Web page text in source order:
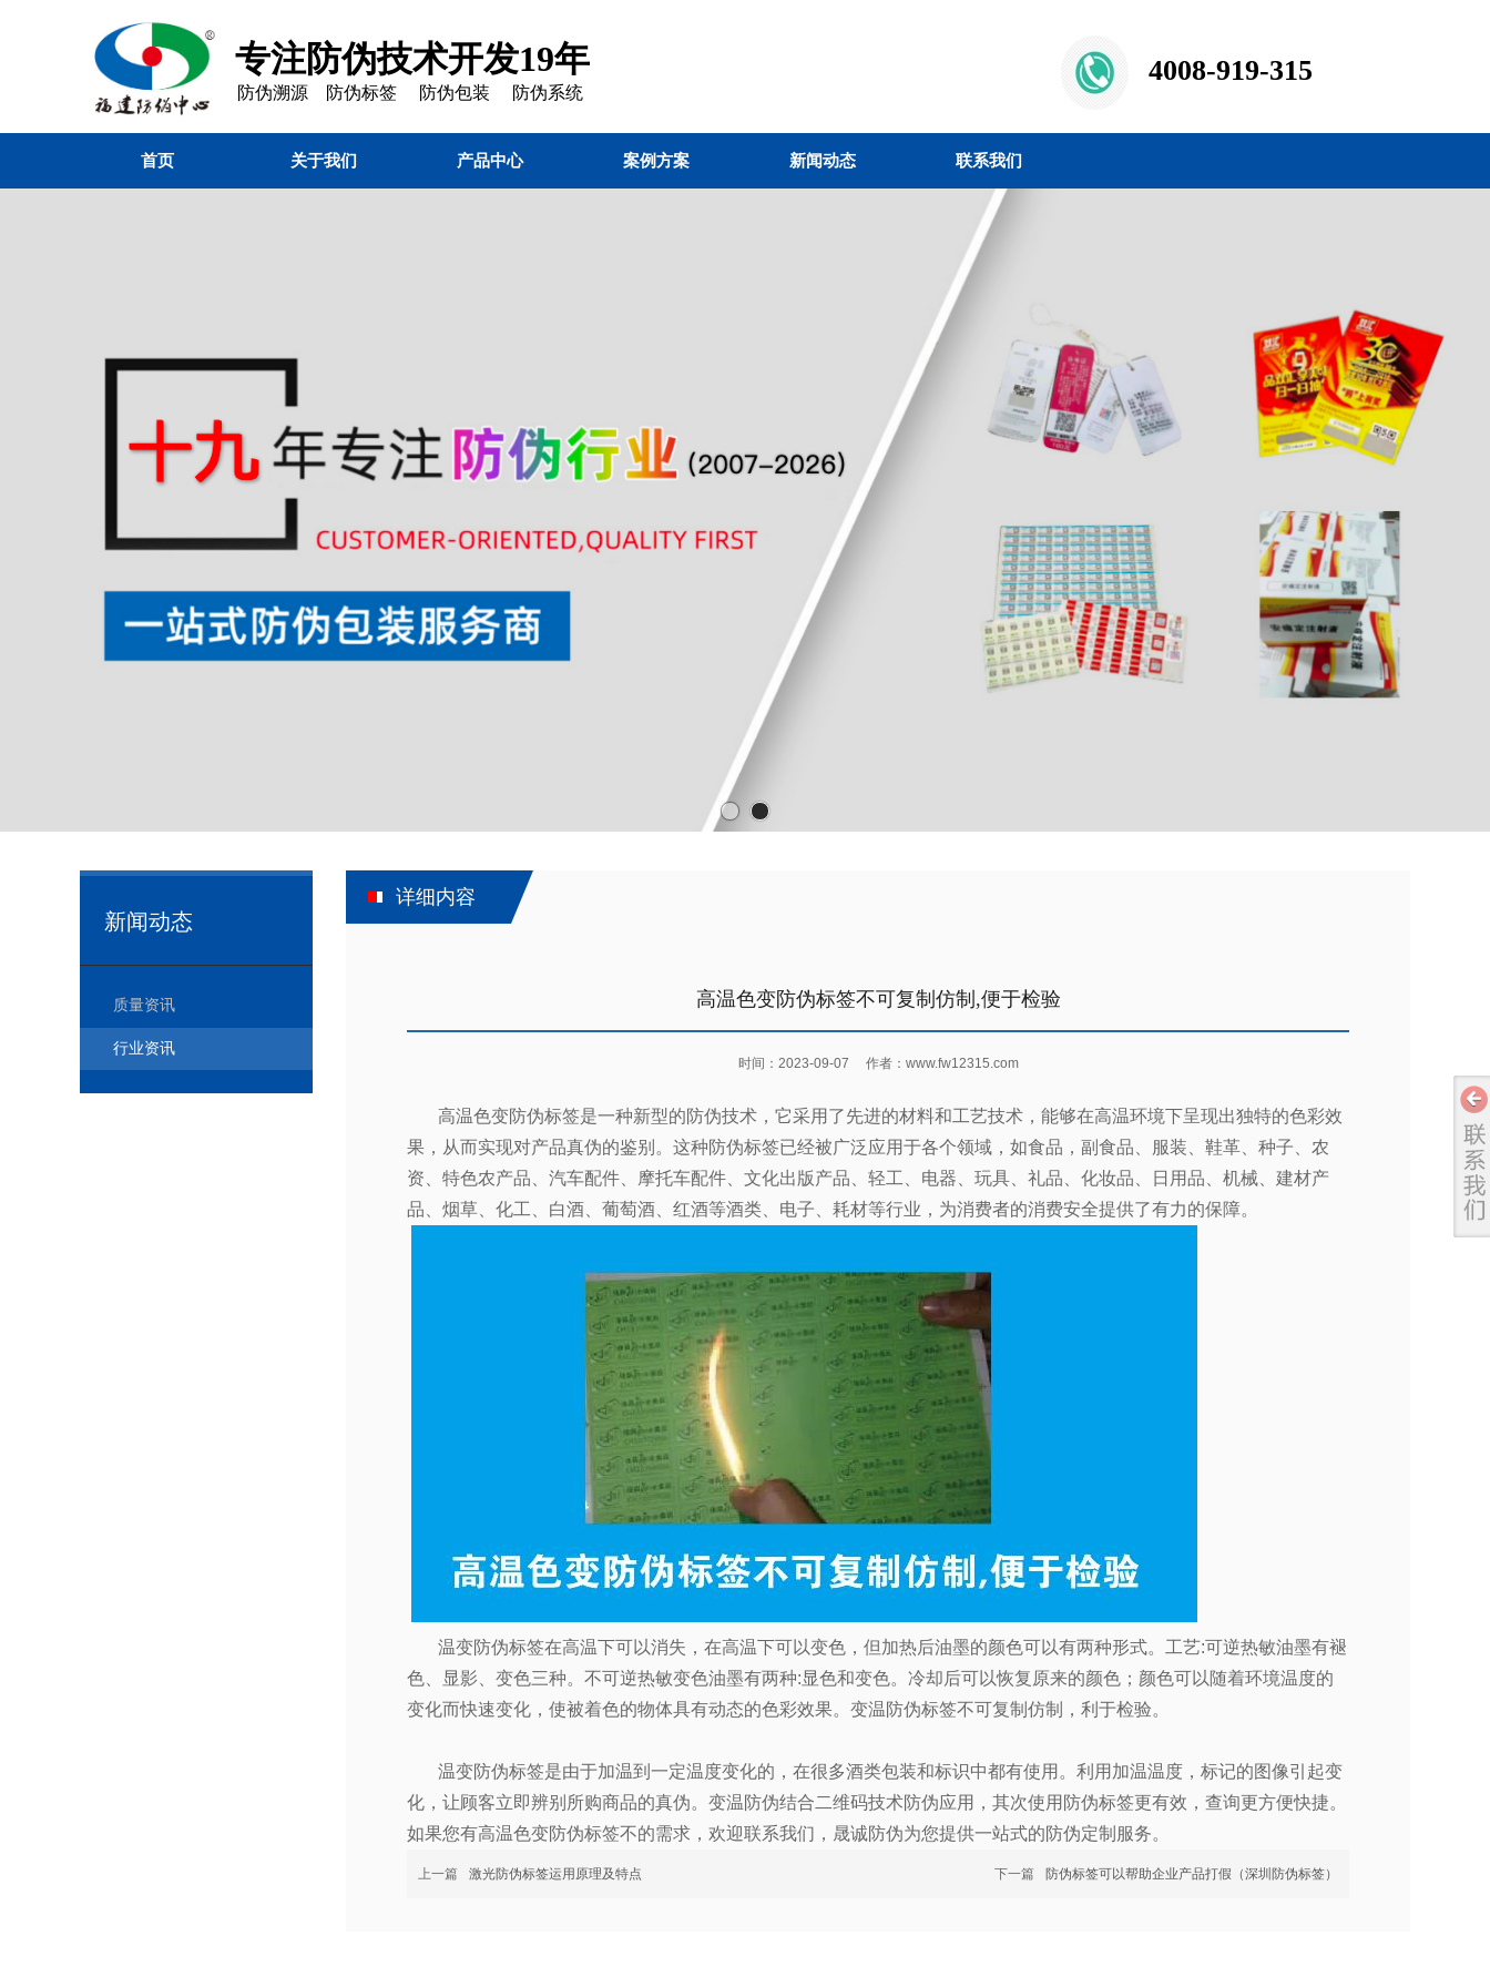
专注防伪技术开发19年
防伪溯源 防伪标签 防伪包装 防伪系统
4008-919-315
首页 关于我们 产品中心 案例方案 新闻动态 联系我们
新闻动态
质量资讯
行业资讯
详细内容
高温色变防伪标签不可复制仿制,便于检验
时间：2023-09-07 作者：www.fw12315.com
高温色变防伪标签是一种新型的防伪技术，它采用了先进的材料和工艺技术，能够在高温环境下呈现出独特的色彩效
果，从而实现对产品真伪的鉴别。这种防伪标签已经被广泛应用于各个领域，如食品，副食品、服装、鞋革、种子、农
资、特色农产品、汽车配件、摩托车配件、文化出版产品、轻工、电器、玩具、礼品、化妆品、日用品、机械、建材产
品、烟草、化工、白酒、葡萄酒、红酒等酒类、电子、耗材等行业，为消费者的消费安全提供了有力的保障。
温变防伪标签在高温下可以消失，在高温下可以变色，但加热后油墨的颜色可以有两种形式。工艺:可逆热敏油墨有褪
色、显影、变色三种。不可逆热敏变色油墨有两种:显色和变色。冷却后可以恢复原来的颜色；颜色可以随着环境温度的
变化而快速变化，使被着色的物体具有动态的色彩效果。变温防伪标签不可复制仿制，利于检验。
温变防伪标签是由于加温到一定温度变化的，在很多酒类包装和标识中都有使用。利用加温温度，标记的图像引起变
化，让顾客立即辨别所购商品的真伪。变温防伪结合二维码技术防伪应用，其次使用防伪标签更有效，查询更方便快捷。
如果您有高温色变防伪标签不的需求，欢迎联系我们，晟诚防伪为您提供一站式的防伪定制服务。
上一篇 激光防伪标签运用原理及特点 下一篇 防伪标签可以帮助企业产品打假（深圳防伪标签）